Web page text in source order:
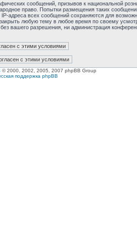
сообщений, призывов к национальной
право. Попытки размещения таких
всех сообщений сохраняются для
любую тему в любое время по своему
вашего разрешения, ни администрация
© 2000, 2002, 2005, 2007 phpBB Group
поддержка phpBB